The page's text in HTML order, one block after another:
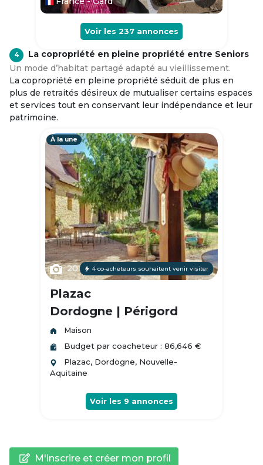
Voir les 237 annonces
4
La copropriété en pleine propriété entre Seniors
Un mode d’habitat partagé adapté au vieillissement.
La copropriété en pleine propriété séduit de plus en
plus de retraités désireux de mutualiser certains espaces
et services tout en conservant leur indépendance et leur
patrimoine.
À la une
20 4 co-acheteurs souhaitent venir visiter
Plazac
Dordogne | Périgord
Maison
Budget par coacheteur : 86,646 €
Plazac, Dordogne, Nouvelle-
Aquitaine
Voir les 9 annonces
M'inscrire et créer mon profil